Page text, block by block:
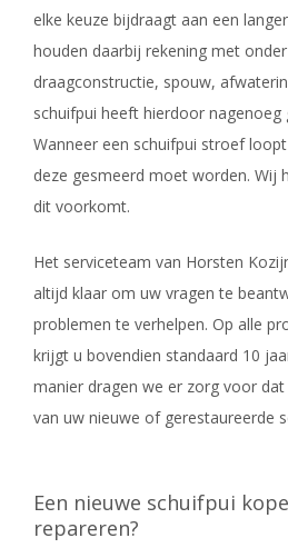
elke keuze bijdraagt aan een
houden daarbij rekening met
draagconstructie, spouw,
schuifpui heeft hierdoor nagenoeg
Wanneer een schuifpui stroef
deze gesmeerd moet worden. Wij
dit voorkomt.
Het serviceteam van Horsten
altijd klaar om uw vragen te
problemen te verhelpen. Op alle
krijgt u bovendien standaard 10
manier dragen we er zorg voor
van uw nieuwe of gerestaureerde
Een nieuwe schuifpui
repareren?